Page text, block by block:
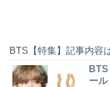
BTS【特集】記事内容
ー